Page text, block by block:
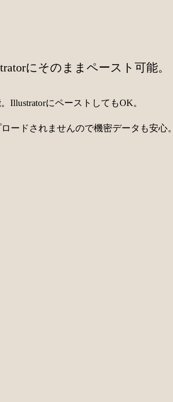
にそのままペースト可能。
IllustratorにペーストしてもOK。
ードされませんので機密データも安心